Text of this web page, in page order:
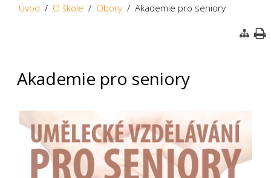
Úvod / O škole / Obory/ Akademie pro seniory
Akademie pro seniory